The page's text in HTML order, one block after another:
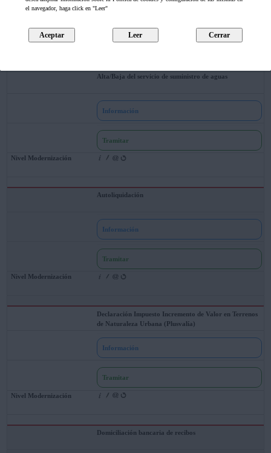
el navegador, haga click en "Leer"
Alta/Baja del servicio de suministro de aguas
Información
Tramitar
Autoliquidación
Información
Tramitar
Declaración Impuesto Incremento de Valor en Terrenos
de Naturaleza Urbana (Plusvalía)
Información
Tramitar
Domiciliación bancaria de recibos